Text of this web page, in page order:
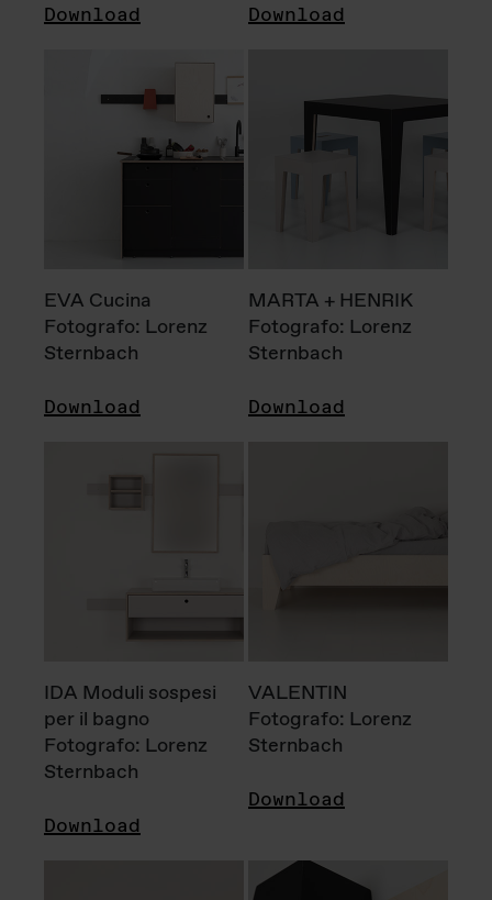
Download Download
EVA Cucina
Fotografo: Lorenz
Sternbach
Download
MARTA + HENRIK
Fotografo: Lorenz
Sternbach
Download
IDA Moduli sospesi
per il bagno
Fotografo: Lorenz
Sternbach
Download
VALENTIN
Fotografo: Lorenz
Sternbach
Download